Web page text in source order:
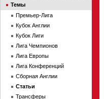
Темы
Премьер-Лига
Кубок Англии
Кубок Лиги
Лига Чемпионов
Лига Европы
Лига Конференций
Сборная Англии
Статьи
Трансферы